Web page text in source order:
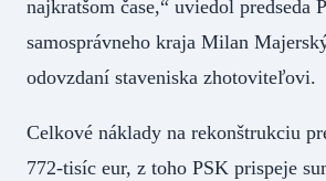
najkratšom čase,“ uviedol predseda
samosprávneho kraja Milan
odovzdaní staveniska zhotoviteľovi.
Celkové náklady na rekonštrukciu
772-tisíc eur, z toho PSK prispeje